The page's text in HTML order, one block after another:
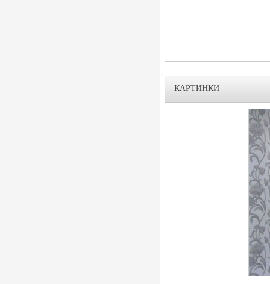
КАРТИНКИ